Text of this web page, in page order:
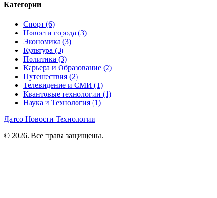
Категории
Спорт (6)
Новости города (3)
Экономика (3)
Культура (3)
Политика (3)
Карьера и Образование (2)
Путешествия (2)
Телевидение и СМИ (1)
Квантовые технологии (1)
Наука и Технология (1)
Датсо Новости Технологии
© 2026. Все права защищены.